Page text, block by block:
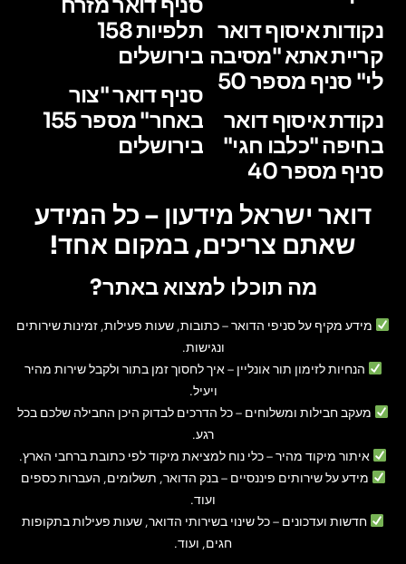
נקודות איסוף דואר
קריית אתא "מסיבה
לי" סניף מספר 50
נקודת איסוף דואר
בחיפה "כלבו חגי"
סניף מספר 40
תלפיות 158
בירושלים
סניף דואר "צור
באחר" מספר 155
בירושלים
דואר ישראל מידעון – כל המידע
שאתם צריכים, במקום אחד!
מה תוכלו למצוא באתר?
מידע מקיף על סניפי הדואר– כתובות, שעות פעילות, זמינות שירותים
ונגישות.
הנחיות לזימון תור אונליין – איך לחסוך זמן בתור ולקבל שירות מהיר
ויעיל.
מעקב חבילות ומשלוחים – כל הדרכים לבדוק היכן החבילה שלכם בכל
רגע.
איתור מיקוד מהיר– כלי נוח למציאת מיקוד לפי כתובת ברחבי הארץ.
מידע על שירותים פיננסיים – בנק הדואר, תשלומים, העברות כספים
ועוד.
חדשות ועדכונים – כל שינוי בשירותי הדואר, שעות פעילות בתקופות
חגים, ועוד.